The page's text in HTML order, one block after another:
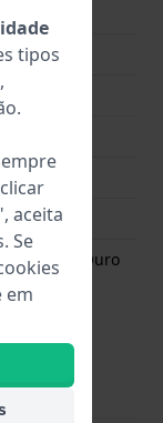
/ Verão
mãos)
rosa, Ouro
tipos
aceita
Se
em